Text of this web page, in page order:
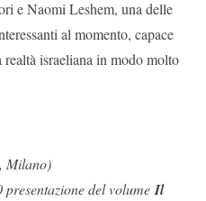
e Naomi Leshem, una delle
al momento, capace
israeliana in modo molto
Milano)
presentazione del volumeIl